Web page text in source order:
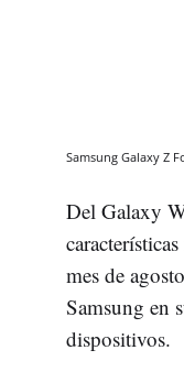
Samsung Galaxy Z
Del Galaxy
mes de
Samsung en
dispositivos.